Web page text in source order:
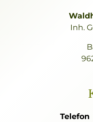
Inh.
Telefon